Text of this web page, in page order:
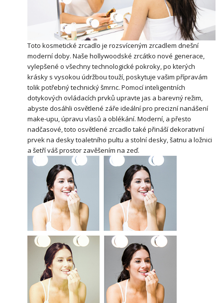
Toto kosmetické zrcadlo je rozsvíceným zrcadlem dnešní
moderní doby. Naše hollywoodské zrcátko nové generace,
vylepšené o všechny technologické pokroky, po kterých
krásky s vysokou údržbou touží, poskytuje vašim přípravám
tolik potřebný technický šmrnc. Pomocí inteligentních
dotykových ovládacích prvků upravte jas a barevný režim,
abyste dosáhli osvětlené záře ideální pro precizní nanášení
make-upu, úpravu vlasů a oblékání. Moderní, a přesto
nadčasové, toto osvětlené zrcadlo také přináší dekorativní
prvek na desky toaletního pultu a stolní desky, šatnu a ložnici
a šetří váš prostor zavěšením na zeď.